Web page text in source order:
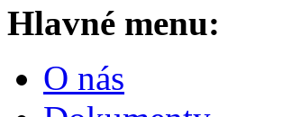
Hlavné menu:
O nás